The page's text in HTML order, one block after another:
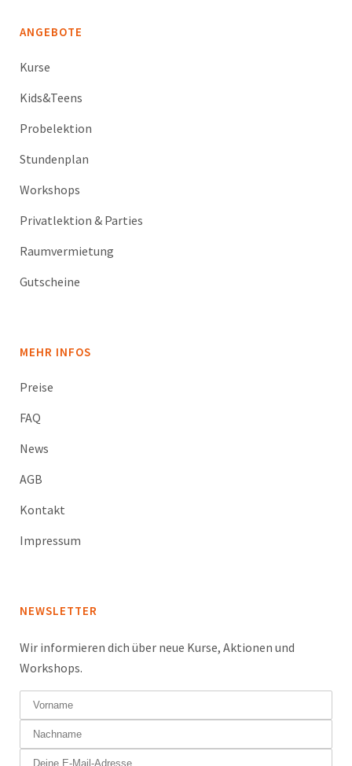
ANGEBOTE
Kurse
Kids&Teens
Probelektion
Stundenplan
Workshops
Privatlektion & Parties
Raumvermietung
Gutscheine
MEHR INFOS
Preise
FAQ
News
AGB
Kontakt
Impressum
NEWSLETTER
Wir informieren dich über neue Kurse, Aktionen und
Workshops.